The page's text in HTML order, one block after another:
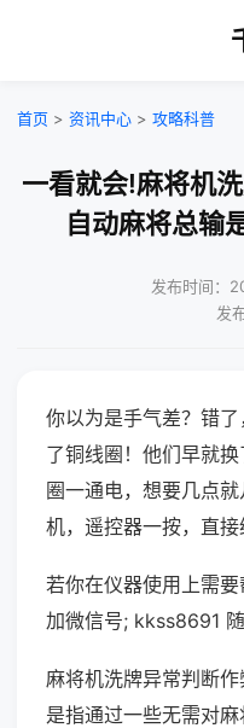
首页 > 资讯中心 > 攻略科普
一看就会!麻将机
自动麻将总输
发布时间：
发
你以为是手气差？错
了铜线圈！他们早就
圈一通电，想要几点
机，遥控器一按，直接
若你在仪器使用上需
加微信号; kkss8691 随
麻将机洗牌异常判断
是指通过一些无需对